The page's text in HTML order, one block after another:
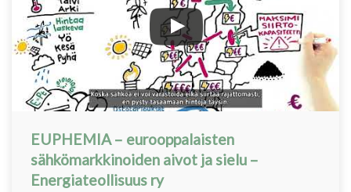
EUPHEMIA – eurooppalaisten
sähkömarkkinoiden aivot ja sielu –
Energiateollisuus ry